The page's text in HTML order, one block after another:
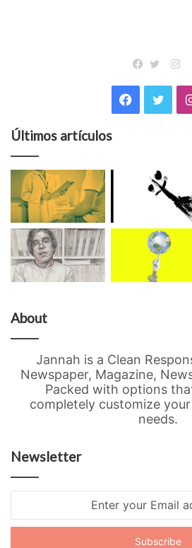
Facebook
Últimos artículos
About
Jannah is a Clean
Newspaper, Magazine,
Packed with options
completely customize
needs.
Newsletter
Email